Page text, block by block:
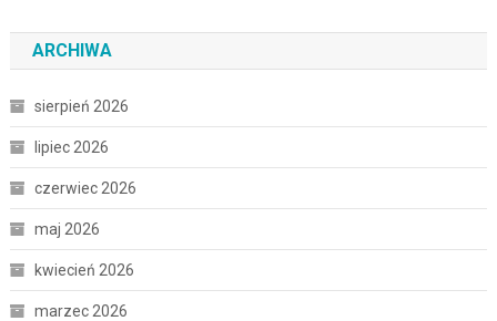
ARCHIWA
sierpień 2026
lipiec 2026
czerwiec 2026
maj 2026
kwiecień 2026
marzec 2026